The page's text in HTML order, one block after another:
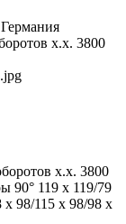
х.х. 3800
х.х. 3800
90° 119 х 119/79
98/115 х 98/98 х